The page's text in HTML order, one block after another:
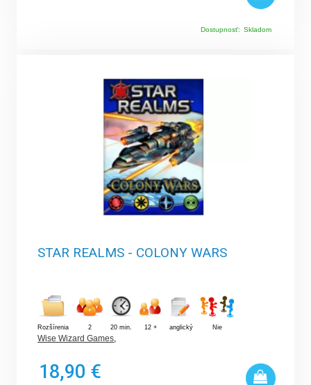
Dostupnosť: Skladom
STAR REALMS - COLONY WARS
Rozšírenia 2 20 min. 12 + anglický Nie
Wise Wizard Games,
18,90 €